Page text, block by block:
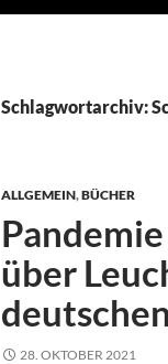
Schlagwortarchiv:
ALLGEMEIN,BÜCHER
über
28. OKTOBER 2021